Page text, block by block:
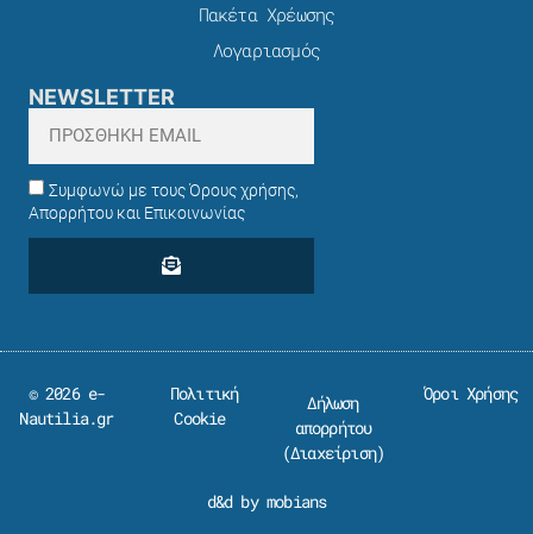
Πακέτα Χρέωσης​
Λογαριασμός
NEWSLETTER
Συμφωνώ με τους Όρους χρήσης,
Απορρήτου και Επικοινωνίας
© 2026 e-
Nautilia.gr
Πολιτική
Cookie
Δήλωση
απορρήτου
(Διαχείριση)
Όροι Χρήσης
d&d by mobians